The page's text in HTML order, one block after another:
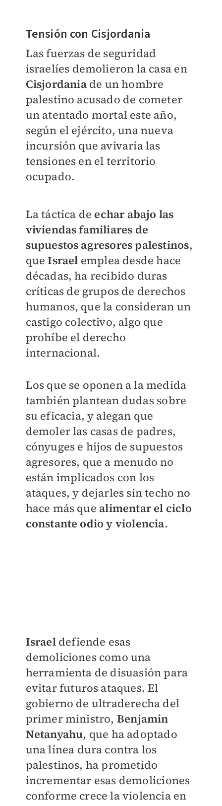
Tensión con Cisjordania
Las fuerzas de seguridad
israelíes demolieron la casa en
Cisjordania de un hombre
palestino acusado de cometer
un atentado mortal este año,
según el ejército, una nueva
incursión que avivaría las
tensiones en el territorio
ocupado.
La táctica de echar abajo las
viviendas familiares de
supuestos agresores palestinos,
queIsrael emplea desde hace
décadas, ha recibido duras
críticas de grupos de derechos
humanos, que la consideran un
castigo colectivo, algo que
prohíbe el derecho
internacional.
Los que se oponen a la medida
también plantean dudas sobre
su eficacia, y alegan que
demoler las casas de padres,
cónyuges e hijos de supuestos
agresores, que a menudo no
están implicados con los
ataques, y dejarles sin techo no
hace más que alimentar el ciclo
constante odio y violencia.
Israel defiende esas
demoliciones como una
herramienta de disuasión para
evitar futuros ataques. El
gobierno de ultraderecha del
primer ministro, Benjamin
Netanyahu, que ha adoptado
una línea dura contra los
palestinos, ha prometido
incrementar esas demoliciones
conforme crece la violencia en